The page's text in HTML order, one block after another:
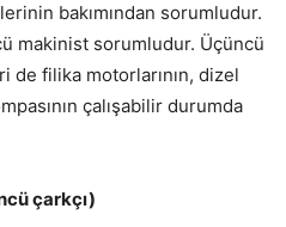
bakımından sorumludur.
makinist sorumludur. Üçüncü
filika motorlarının, dizel
çalışabilir durumda
çarkçı)